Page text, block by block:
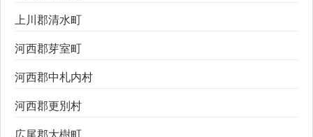
上川郡清水町
河西郡芽室町
河西郡中札内村
河西郡更別村